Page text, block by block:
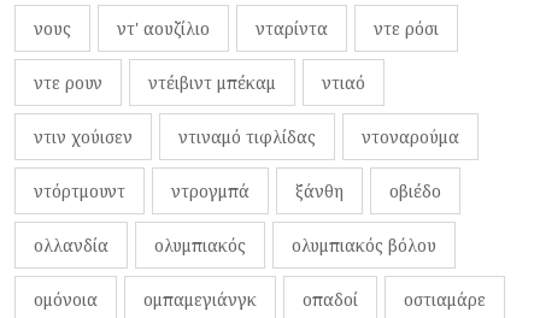
νους ντ' αουζίλιο νταρίντα ντε ρόσι
ντε ρουν ντέιβιντ μπέκαμ ντιαό
ντιν χούισεν ντιναμό τιφλίδας ντοναρούμα
ντόρτμουντ ντρογμπά ξάνθη οβιέδο
ολλανδία ολυμπιακός ολυμπιακός βόλου
ομόνοια ομπαμεγιάνγκ οπαδοί οστιαμάρε